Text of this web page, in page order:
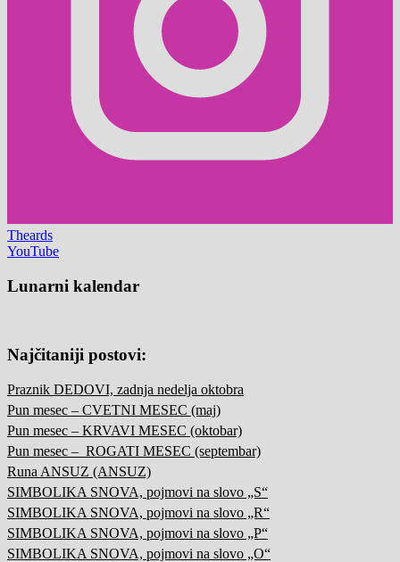
Theards
YouTube
Lunarni kalendar
Najčitaniji postovi:
Praznik DEDOVI, zadnja nedelja oktobra
Pun mesec – CVETNI MESEC (maj)
Pun mesec – KRVAVI MESEC (oktobar)
Pun mesec – ROGATI MESEC (septembar)
Runa ANSUZ (ANSUZ)
SIMBOLIKA SNOVA, pojmovi na slovo „S“
SIMBOLIKA SNOVA, pojmovi na slovo „R“
SIMBOLIKA SNOVA, pojmovi na slovo „P“
SIMBOLIKA SNOVA, pojmovi na slovo „O“